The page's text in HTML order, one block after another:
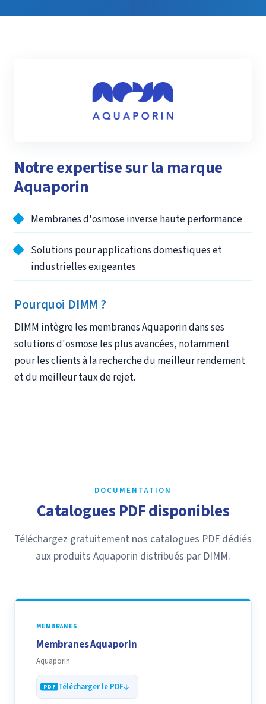
Notre expertise sur la marque
Aquaporin
Membranes d'osmose inverse haute performance
Solutions pour applications domestiques et
industrielles exigeantes
Pourquoi DIMM ?
DIMM intègre les membranes Aquaporin dans ses
solutions d'osmose les plus avancées, notamment
pour les clients à la recherche du meilleur rendement
et du meilleur taux de rejet.
DOCUMENTATION
Catalogues PDF disponibles
Téléchargez gratuitement nos catalogues PDF dédiés
aux produits Aquaporin distribués par DIMM.
MEMBRANES
Membranes Aquaporin
Aquaporin
Télécharger le PDF